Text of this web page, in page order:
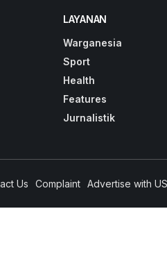
LAYANAN
Warganesia
Sport
Health
Features
Jurnalistik
Us Complaint Advertise with US